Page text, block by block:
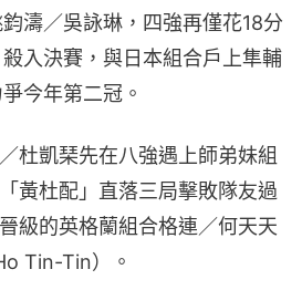
濤／吳詠琳，四強再僅花18分
入決賽，與日本組合戶上隼輔
今年第二冠。
杜凱琹先在八強遇上師弟妹組
黃杜配」直落三局擊敗隊友過
級的英格蘭組合格連／何天天
Tin-Tin）。